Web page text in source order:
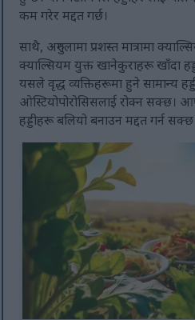
कम गरेर मद्दत गर्छ।
साथै, अरुगुलामा प्रशस्त मात्रामा
क्याल्सियम युक्त खानेकुराहरू खाँदा
यसले वृद्ध व्यक्तिहरूमा हुने सामान्य
ओस्टियोपोरोसिसलाई रोक्न सक्छ।
हड्डीहरू बलियो बनाउन मद्दत गर्न